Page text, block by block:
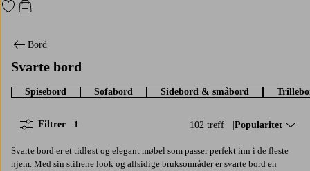
Gå til favorittmerkede produkter
Gå til handlekurven
Bord
Svarte bord
Spisebord Sofabord Sidebord & småbord
102 treff Sorter på:
Popularitet
Filtrer 1
Svarte bord er et tidløst og elegant møbel som passer perfekt inn i de fleste
hjem. Med sin stilrene look og allsidige bruksområder er svarte bord en